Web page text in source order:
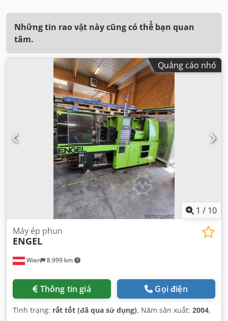
Những tin rao vặt này cũng có thể bạn quan
tâm.
Quảng cáo nhỏ
1 / 10
Wien 8.999 km
Máy ép phun
ENGEL
Thông tin giá Gọi điện
Tình trạng: rất tốt (đã qua sử dụng), Năm sản xuất: 2004,